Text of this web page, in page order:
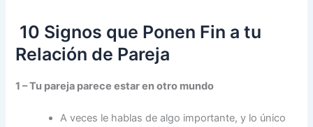
10 Signos que Ponen Fin a tu
Relación de Pareja
1 – Tu pareja parece estar en otro mundo
A veces le hablas de algo importante, y lo único